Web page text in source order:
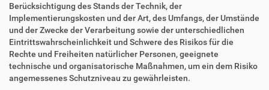
Berücksichtigung des Stands der Technik, der
Implementierungskosten und der Art, des Umfangs, der Umstände
und der Zwecke der Verarbeitung sowie der unterschiedlichen
Eintrittswahrscheinlichkeit und Schwere des Risikos für die
Rechte und Freiheiten natürlicher Personen, geeignete
technische und organisatorische Maßnahmen, um ein dem Risiko
angemessenes Schutzniveau zu gewährleisten.